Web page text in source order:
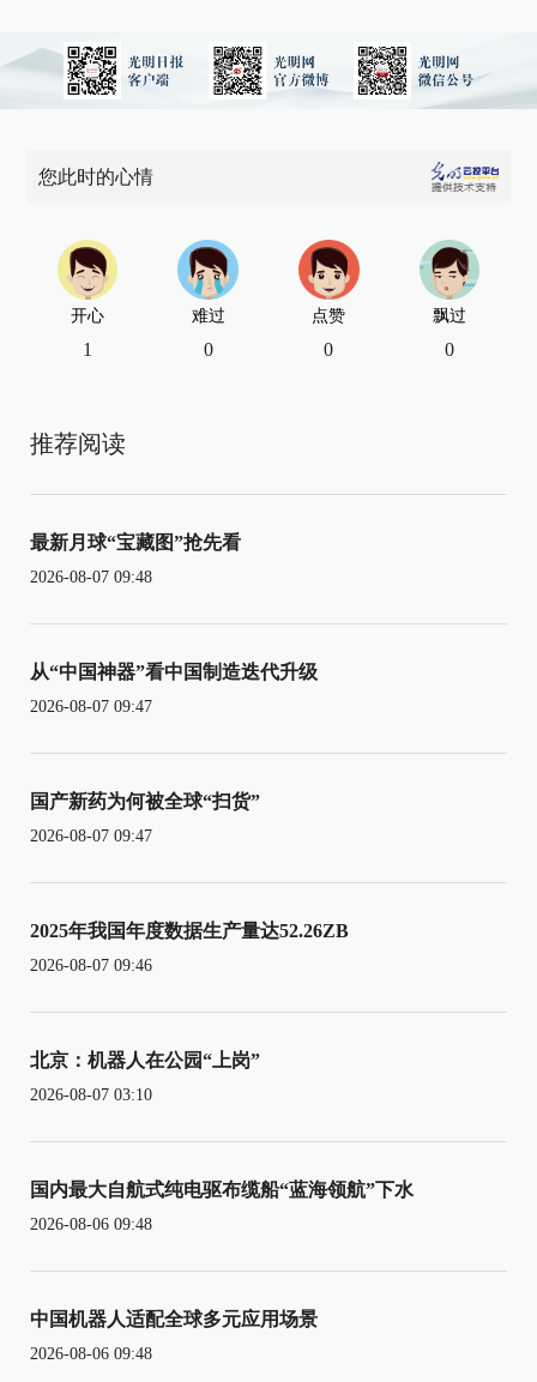
您此时的心情
开心
1
难过
0
点赞
0
飘过
0
推荐阅读
最新月球“宝藏图”抢先看
2026-08-07 09:48
从“中国神器”看中国制造迭代升级
2026-08-07 09:47
国产新药为何被全球“扫货”
2026-08-07 09:47
2025年我国年度数据生产量达52.26ZB
2026-08-07 09:46
北京：机器人在公园“上岗”
2026-08-07 03:10
国内最大自航式纯电驱布缆船“蓝海领航”下水
2026-08-06 09:48
中国机器人适配全球多元应用场景
2026-08-06 09:48